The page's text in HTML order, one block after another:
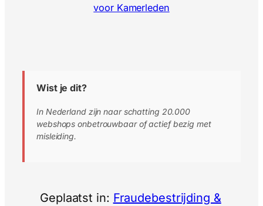
voor Kamerleden
Wist je dit?
In Nederland zijn naar schatting 20.000
webshops onbetrouwbaar of actief bezig met
misleiding.
Geplaatst in: Fraudebestrijding &